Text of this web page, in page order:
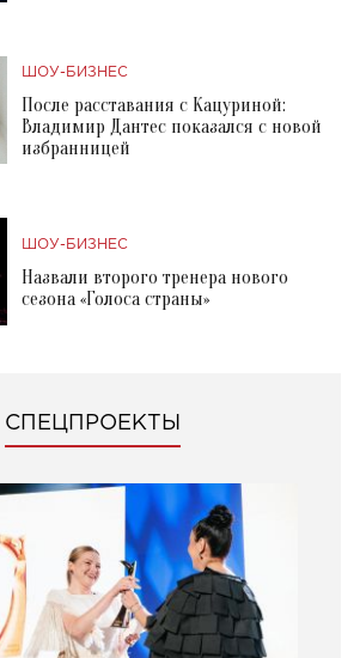
ШОУ-БИЗНЕС
После расставания с Кацуриной:
Владимир Дантес показался с новой
избранницей
ШОУ-БИЗНЕС
Назвали второго тренера нового
сезона «Голоса страны»
СПЕЦПРОЕКТЫ